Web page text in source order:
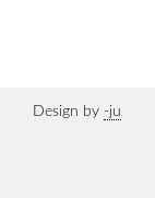
Design by -ju